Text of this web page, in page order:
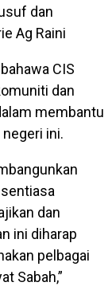
dan
Ag Raini
CIS
dan
membantu
ini.
dan
ini diharap
pelbagai
Sabah,”